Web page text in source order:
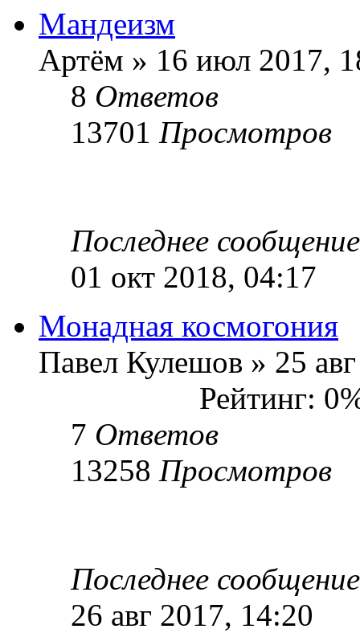
Мандеизм
Артём » 16 июл 2017,
8 Ответов
13701 Просмотров
Последнее
01 окт 2018, 04:17
Монадная космогония
Павел Кулешов » 25
Рейтинг:
7 Ответов
13258 Просмотров
Последнее
26 авг 2017, 14:20